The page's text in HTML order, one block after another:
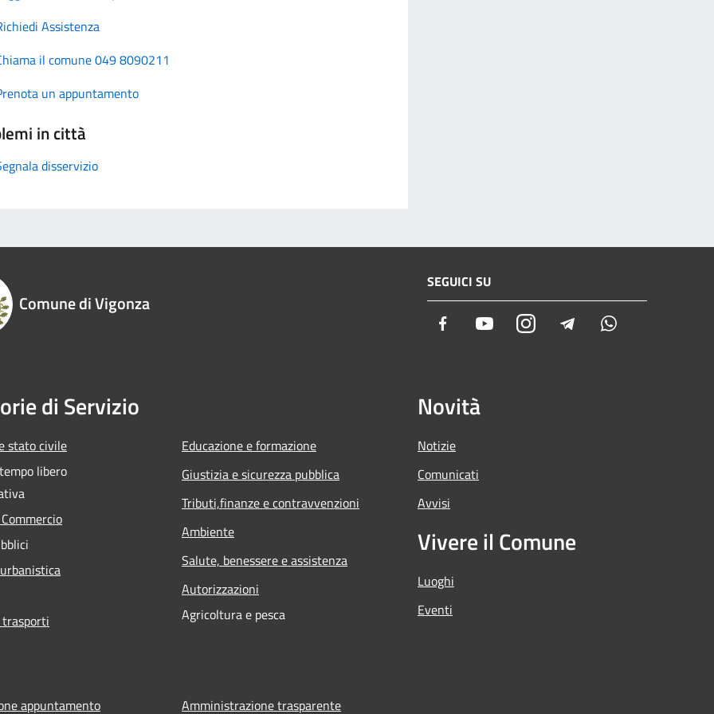
Assistenza
il comune 049 8090211
un appuntamento
in città
disservizio
Comune di Vigonza
SEGUICI SU
Facebook YoutubeInstagramTelegram
di Servizio
stato civile
libero
Educazione e formazione
Giustizia e sicurezza pubblica
Tributi,finanze e contravvenzioni
Ambiente
Salute, benessere e assistenza
Autorizzazioni
Agricoltura e pesca
Novità
Notizie
Comunicati
Avvisi
Vivere il Comune
Luoghi
Eventi
appuntamento Amministrazione trasparente